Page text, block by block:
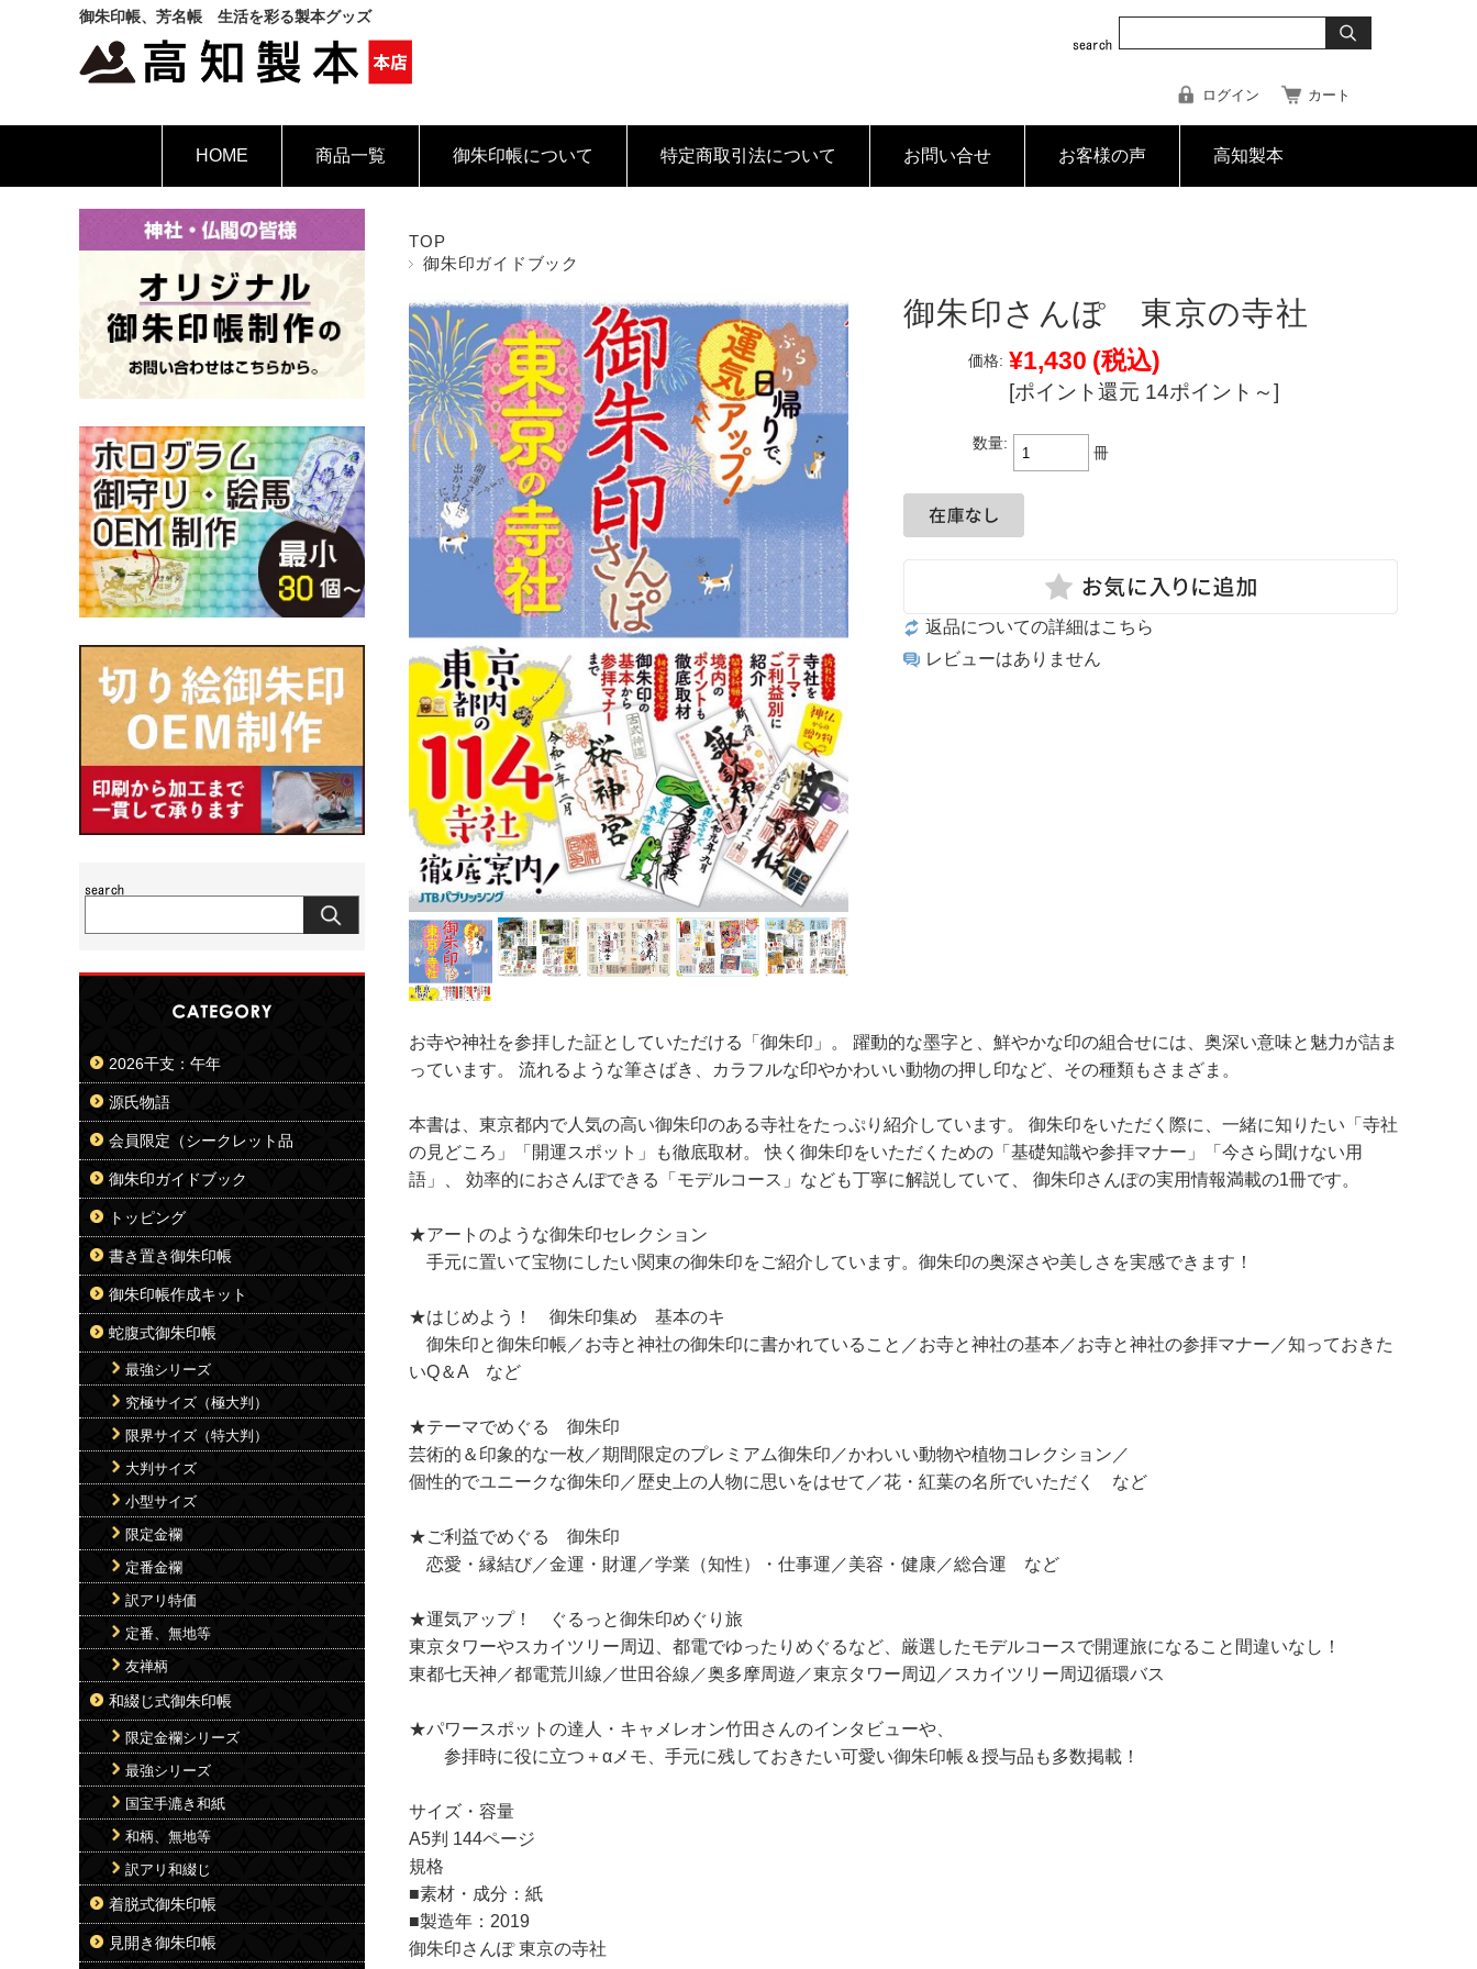
御朱印帳、芳名帳 生活を彩る製本グッズ
ログイン カート
HOME 商品一覧 御朱印帳について 特定商取引法について お問い合せ お客様の声 高知製本
TOP
御朱印ガイドブック
御朱印さんぽ 東京の寺社
価格: ¥1,430 (税込)
[ポイント還元 14ポイント～]
数量:
冊
返品についての詳細はこちら
レビューはありません
お寺や神社を参拝した証としていただける「御朱印」。 躍動的な墨字と、鮮やかな印の組合せには、奥深い意味と魅力が詰ま
っています。 流れるような筆さばき、カラフルな印やかわいい動物の押し印など、その種類もさまざま。
本書は、東京都内で人気の高い御朱印のある寺社をたっぷり紹介しています。 御朱印をいただく際に、一緒に知りたい「寺社
の見どころ」「開運スポット」も徹底取材。 快く御朱印をいただくための「基礎知識や参拝マナー」「今さら聞けない用
語」、 効率的におさんぽできる「モデルコース」なども丁寧に解説していて、 御朱印さんぽの実用情報満載の1冊です。
★アートのような御朱印セレクション
手元に置いて宝物にしたい関東の御朱印をご紹介しています。御朱印の奥深さや美しさを実感できます！
★はじめよう！ 御朱印集め 基本のキ
御朱印と御朱印帳／お寺と神社の御朱印に書かれていること／お寺と神社の基本／お寺と神社の参拝マナー／知っておきた
いQ＆A など
★テーマでめぐる 御朱印
芸術的＆印象的な一枚／期間限定のプレミアム御朱印／かわいい動物や植物コレクション／
個性的でユニークな御朱印／歴史上の人物に思いをはせて／花・紅葉の名所でいただく など
★ご利益でめぐる 御朱印
恋愛・縁結び／金運・財運／学業（知性）・仕事運／美容・健康／総合運 など
★運気アップ！ ぐるっと御朱印めぐり旅
東京タワーやスカイツリー周辺、都電でゆったりめぐるなど、厳選したモデルコースで開運旅になること間違いなし！
東都七天神／都電荒川線／世田谷線／奥多摩周遊／東京タワー周辺／スカイツリー周辺循環バス
★パワースポットの達人・キャメレオン竹田さんのインタビューや、
参拝時に役に立つ＋αメモ、手元に残しておきたい可愛い御朱印帳＆授与品も多数掲載！
サイズ・容量
A5判 144ページ
規格
■素材・成分：紙
■製造年：2019
御朱印さんぽ 東京の寺社
2026干支：午年
源氏物語
会員限定（シークレット品
御朱印ガイドブック
トッピング
書き置き御朱印帳
御朱印帳作成キット
蛇腹式御朱印帳
最強シリーズ
究極サイズ（極大判）
限界サイズ（特大判）
大判サイズ
小型サイズ
限定金襴
定番金襴
訳アリ特価
定番、無地等
友禅柄
和綴じ式御朱印帳
限定金襴シリーズ
最強シリーズ
国宝手漉き和紙
和柄、無地等
訳アリ和綴じ
着脱式御朱印帳
見開き御朱印帳